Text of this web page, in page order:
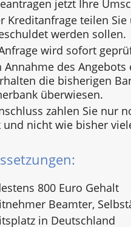
jetzt Ihre
Kreditanfrage teilen
werden sollen.
wird sofort
Annahme des
die bisherigen
überwiesen.
zahlen Sie nur
und nicht wie bisher
800 Euro Gehalt
Beamter,
in Deutschland